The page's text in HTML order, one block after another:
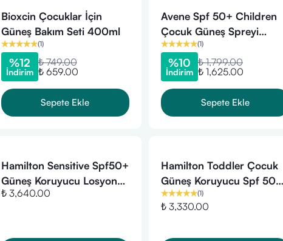
Bioxcin Çocuklar İçin
Güneş Bakım Seti 400ml
(1)
%12
İndirim
₺ 749.00
₺ 659.00
Sepete Ekle
Avene Spf 50+ Children
Çocuk Güneş Spreyi
200ml (1)
%10
İndirim
₺ 1,799.00
₺ 1,625.00
Sepete Ekle
Hamilton Sensitive Spf50+
Güneş Koruyucu Losyon
265ml
₺ 3,640.00
Hamilton Toddler Çocuk
Güneş Koruyucu Spf 50+
Losyon 250ml
(1)
₺ 3,330.00